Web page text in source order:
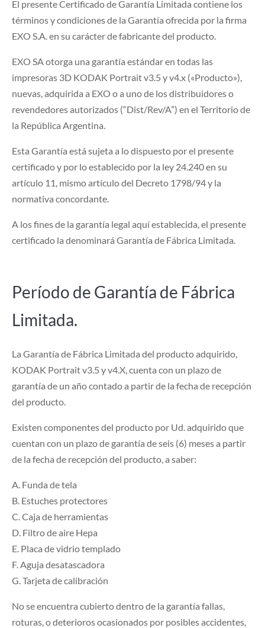
El presente Certificado de Garantía Limitada contiene los
términos y condiciones de la Garantía ofrecida por la firma
EXO S.A. en su carácter de fabricante del producto.
EXO SA otorga una garantía estándar en todas las
impresoras 3D KODAK Portrait v3.5 y v4.x («Producto»),
nuevas, adquirida a EXO o a uno de los distribuidores o
revendedores autorizados (“Dist/Rev/A”) en el Territorio de
la República Argentina.
Esta Garantía está sujeta a lo dispuesto por el presente
certificado y por lo establecido por la ley 24.240 en su
artículo 11, mismo artículo del Decreto 1798/94 y la
normativa concordante.
A los fines de la garantía legal aquí establecida, el presente
certificado la denominará Garantía de Fábrica Limitada.
Período de Garantía de Fábrica
Limitada.
La Garantía de Fábrica Limitada del producto adquirido,
KODAK Portrait v3.5 y v4.X, cuenta con un plazo de
garantía de un año contado a partir de la fecha de recepción
del producto.
Existen componentes del producto por Ud. adquirido que
cuentan con un plazo de garantía de seis (6) meses a partir
de la fecha de recepción del producto, a saber:
A. Funda de tela
B. Estuches protectores
C. Caja de herramientas
D. Filtro de aire Hepa
E. Placa de vidrio templado
F. Aguja desatascadora
G. Tarjeta de calibración
No se encuentra cubierto dentro de la garantía fallas,
roturas, o deterioros ocasionados por posibles accidentes,